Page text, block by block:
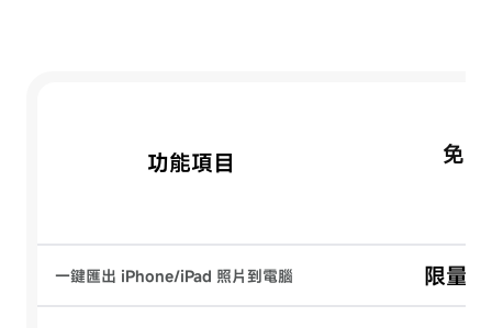
功能項目
一鍵匯出 iPhone/iPad 照片到電腦
免
限量